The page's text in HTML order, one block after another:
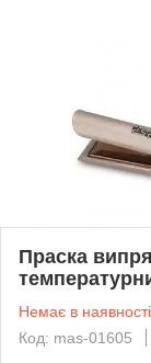
Праска
Немає в наявності
Код: mas-01605